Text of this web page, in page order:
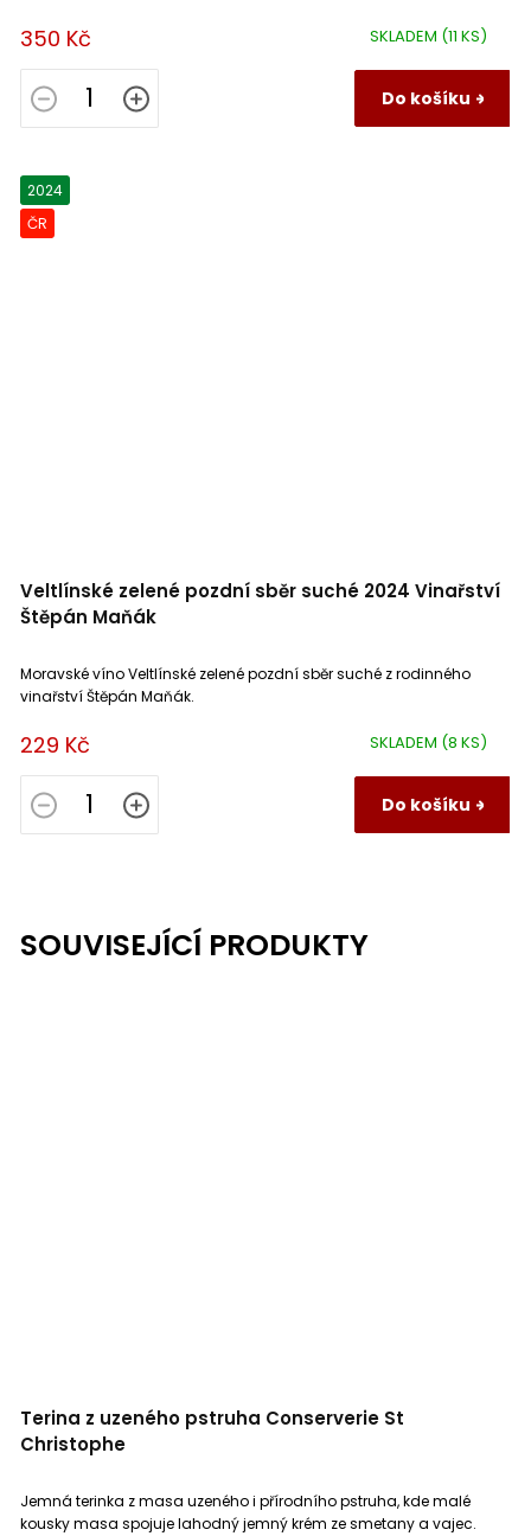
SKLADEM (11 KS)
350 Kč
Do košíku
2024
ČR
Veltlínské zelené pozdní sběr suché 2024 Vinařství
Štěpán Maňák
SKLADEM (8 KS)
229 Kč
Do košíku
Moravské víno Veltlínské zelené pozdní sběr suché z rodinného
vinařství Štěpán Maňák.
SOUVISEJÍCÍ PRODUKTY
Terina z uzeného pstruha Conserverie St
Christophe
Jemná terinka z masa uzeného i přírodního pstruha, kde malé
kousky masa spojuje lahodný jemný krém ze smetany a vajec.